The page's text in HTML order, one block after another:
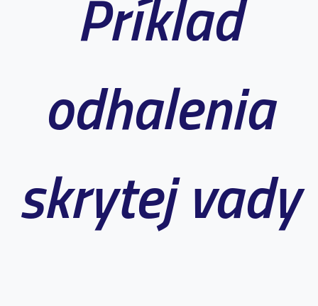
Príklad
odhalenia
skrytej vady